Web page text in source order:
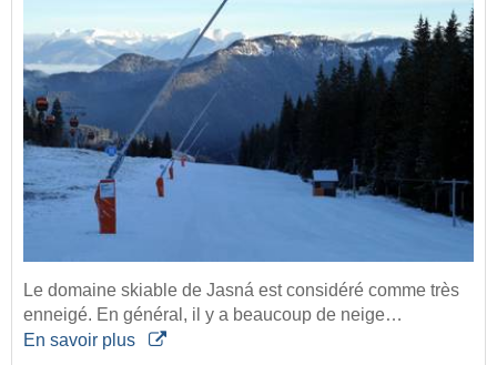
Le domaine skiable de Jasná est considéré comme très
enneigé. En général, il y a beaucoup de neige…
En savoir plus